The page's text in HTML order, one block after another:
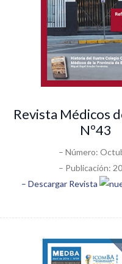
Revista Médicos
Nº43
– Número:
– Publicación:
– Descargar Revista